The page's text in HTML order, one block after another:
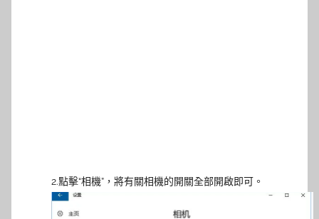
2.點擊“相機”，將有關相機的開關全部開啟即可。